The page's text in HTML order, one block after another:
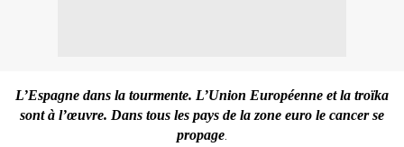
L’Espagne dans la tourmente. L’Union Européenne et la troïka
sont à l’œuvre. Dans tous les pays de la zone euro le cancer se
propage